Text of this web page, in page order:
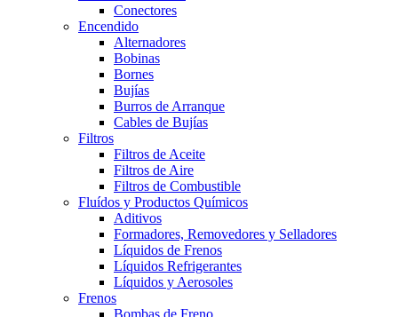
Conectores
Encendido
Alternadores
Bobinas
Bornes
Bujías
Burros de Arranque
Cables de Bujías
Filtros
Filtros de Aceite
Filtros de Aire
Filtros de Combustible
Fluídos y Productos Químicos
Aditivos
Formadores, Removedores y Selladores
Líquidos de Frenos
Líquidos Refrigerantes
Líquidos y Aerosoles
Frenos
Bombas de Freno